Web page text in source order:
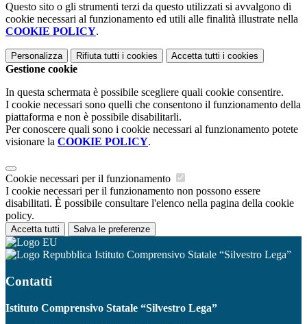
Questo sito o gli strumenti terzi da questo utilizzati si avvalgono di
cookie necessari al funzionamento ed utili alle finalità illustrate nella
COOKIE POLICY.
Personalizza Rifiuta tutti i cookies Accetta tutti i cookies
Gestione cookie
In questa schermata è possibile scegliere quali cookie consentire.
I cookie necessari sono quelli che consentono il funzionamento della
piattaforma e non è possibile disabilitarli.
Per conoscere quali sono i cookie necessari al funzionamento potete
visionare la COOKIE POLICY.
Cookie necessari per il funzionamento
I cookie necessari per il funzionamento non possono essere
disabilitati. È possibile consultare l'elenco nella pagina della cookie
policy.
Accetta tutti Salva le preferenze
Istituto Comprensivo Statale “Silvestro Lega”
Contatti
Istituto Comprensivo Statale “Silvestro Lega”